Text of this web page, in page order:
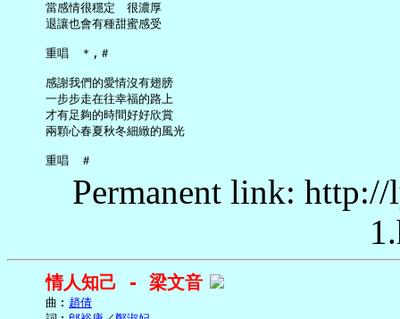
     當感情很穩定　很濃厚
     退讓也會有種甜蜜感受
     重唱　＊,＃
     感謝我們的愛情沒有翅膀
     一步步走在往幸福的路上
     才有足夠的時間好好欣賞
     兩顆心春夏秋冬細緻的風光
Permanent link:
情人知己 - 梁文音
     曲︰
趙倩